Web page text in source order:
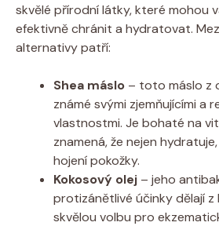
skvělé přírodní látky, které mohou
efektivně chránit ⁢a hydratovat.
alternativy patří:
Shea máslo ‍– toto máslo z
známé svými zjemňujícími a
vlastnostmi. Je bohaté ‍na
znamená, že nejen
hojení pokožky.
Kokosový​ olej – jeho
protizánětlivé účinky dělají ‌z
skvělou⁤ volbu pro